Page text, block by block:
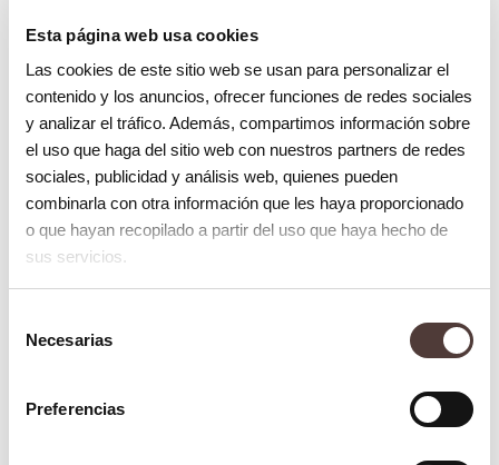
Esta página web usa cookies
Las cookies de este sitio web se usan para personalizar el
contenido y los anuncios, ofrecer funciones de redes sociales
y analizar el tráfico. Además, compartimos información sobre
el uso que haga del sitio web con nuestros partners de redes
sociales, publicidad y análisis web, quienes pueden
combinarla con otra información que les haya proporcionado
o que hayan recopilado a partir del uso que haya hecho de
sus servicios.
Necesarias
Preferencias
menstrual o cambios hormonales
pueden ser factores desencadenantes.
Fiebre o infecciones: resfriados y
gripes también pueden provocar la
aparición de calenturas labiales.
Prevención y tratamiento
Aunque no existe una cura definitiva para el
que puedes tomar para prevenir y tratar los